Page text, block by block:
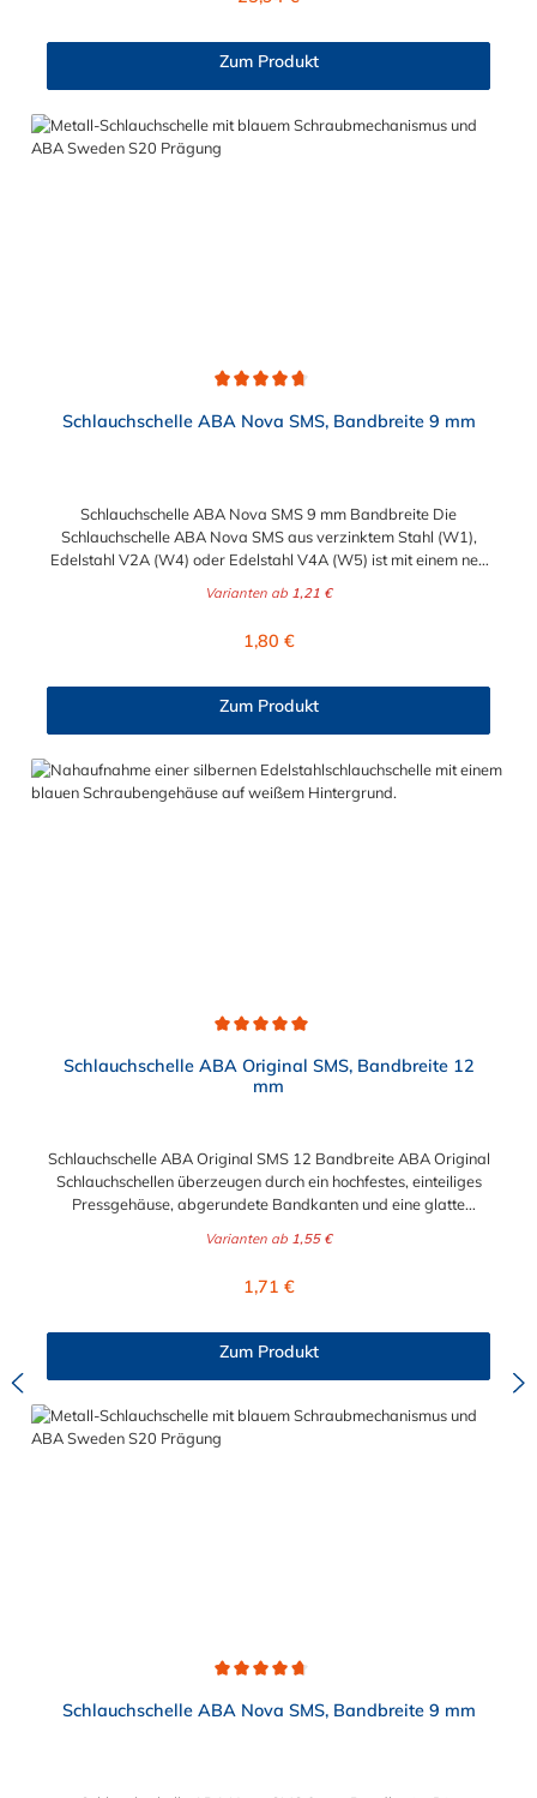
SMS mit 12 Bandbreite hat einen wählbaren Spannbereich von
Schlauchschelle ist ebenfalls wählbar. Sie können verzinkten
Stahl oder Edelstahl für die Schlauchschelle wählen.
Zum Produkt
Schlauchschelle ABA Nova SMS, Bandbreite 9 mm
Schlauchschelle ABA Nova SMS 9 mm Bandbreite Die
Schlauchschelle ABA Nova SMS aus verzinktem Stahl (W1),
Edelstahl V2A (W4) oder Edelstahl V4A (W5) ist mit einem neu
Spannkraft und sichere Führung des Bandes sorgt. Der kurze
am Schlauch. Die neue Schellen-Generation bietet eine
für eine zuverlässige und dichte Verbindung. Außerdem sind die
glatte Bandinnenseite und die abgerundeten Kanten sehr
schlauchschonend und sorgen ebenfalls für Dichtheit. Die
vielseitige ABA Nova SMS ist die ideale Wahl für kleinere
Schlauchdurchmesser. Ihre Vorteile auf einen Blick: Hohe
Varianten ab 1,21 €
Regulärer Preis:
1,80 €
Zum Produkt
Schlauchschelle ABA Original SMS, Bandbreite 12
mm
Schlauchschelle ABA Original SMS 12 Bandbreite ABA Original
Schlauchschellen überzeugen durch ein hochfestes, einteiliges
Pressgehäuse, abgerundete Bandkanten und eine glatte
störungssichere Schlauchschelle mit hoher Spannkraft und
SMS mit 12 Bandbreite hat einen wählbaren Spannbereich von
Schlauchschelle ist ebenfalls wählbar. Sie können verzinkten
Stahl oder Edelstahl für die Schlauchschelle wählen.
Varianten ab 1,55 €
Regulärer Preis:
1,71 €
Zum Produkt
Schlauchschelle ABA Nova SMS, Bandbreite 9 mm